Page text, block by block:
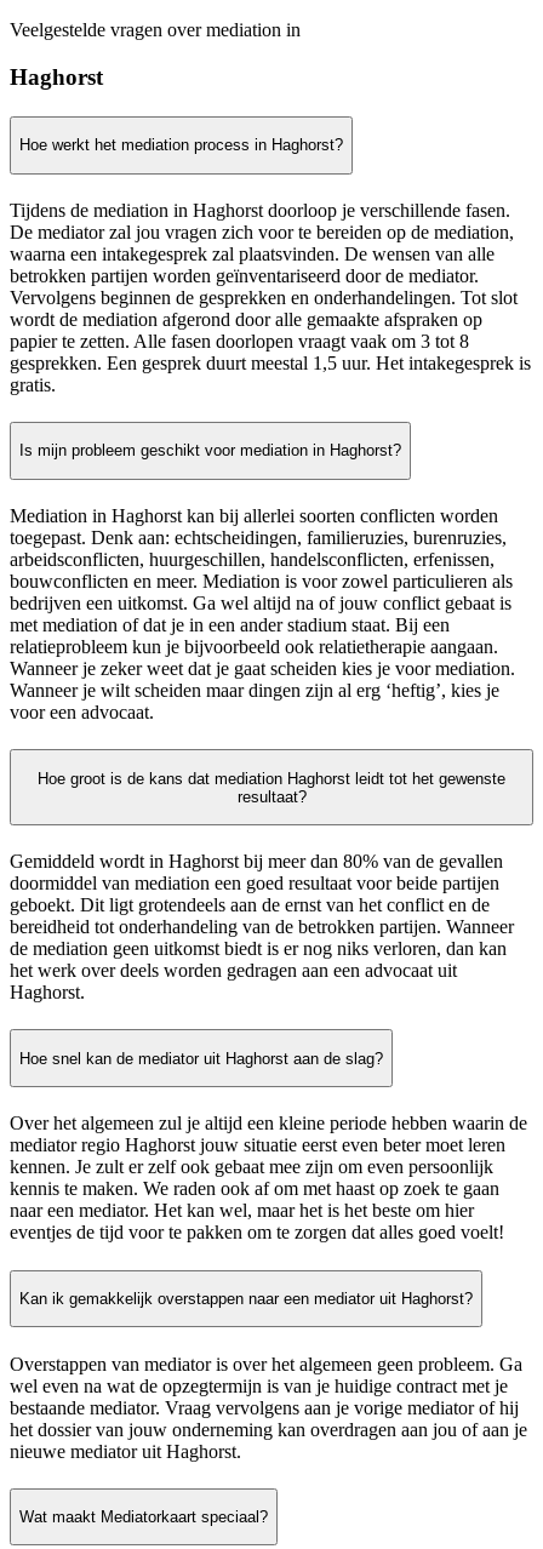
Veelgestelde vragen over mediation in
Haghorst
Hoe werkt het mediation process in Haghorst?
Tijdens de mediation in Haghorst doorloop je verschillende fasen.
De mediator zal jou vragen zich voor te bereiden op de mediation,
waarna een intakegesprek zal plaatsvinden. De wensen van alle
betrokken partijen worden geïnventariseerd door de mediator.
Vervolgens beginnen de gesprekken en onderhandelingen. Tot slot
wordt de mediation afgerond door alle gemaakte afspraken op
papier te zetten. Alle fasen doorlopen vraagt vaak om 3 tot 8
gesprekken. Een gesprek duurt meestal 1,5 uur. Het intakegesprek is
gratis.
Is mijn probleem geschikt voor mediation in Haghorst?
Mediation in Haghorst kan bij allerlei soorten conflicten worden
toegepast. Denk aan: echtscheidingen, familieruzies, burenruzies,
arbeidsconflicten, huurgeschillen, handelsconflicten, erfenissen,
bouwconflicten en meer. Mediation is voor zowel particulieren als
bedrijven een uitkomst. Ga wel altijd na of jouw conflict gebaat is
met mediation of dat je in een ander stadium staat. Bij een
relatieprobleem kun je bijvoorbeeld ook relatietherapie aangaan.
Wanneer je zeker weet dat je gaat scheiden kies je voor mediation.
Wanneer je wilt scheiden maar dingen zijn al erg ‘heftig’, kies je
voor een advocaat.
Hoe groot is de kans dat mediation Haghorst leidt tot het gewenste
resultaat?
Gemiddeld wordt in Haghorst bij meer dan 80% van de gevallen
doormiddel van mediation een goed resultaat voor beide partijen
geboekt. Dit ligt grotendeels aan de ernst van het conflict en de
bereidheid tot onderhandeling van de betrokken partijen. Wanneer
de mediation geen uitkomst biedt is er nog niks verloren, dan kan
het werk over deels worden gedragen aan een advocaat uit
Haghorst.
Hoe snel kan de mediator uit Haghorst aan de slag?
Over het algemeen zul je altijd een kleine periode hebben waarin de
mediator regio Haghorst jouw situatie eerst even beter moet leren
kennen. Je zult er zelf ook gebaat mee zijn om even persoonlijk
kennis te maken. We raden ook af om met haast op zoek te gaan
naar een mediator. Het kan wel, maar het is het beste om hier
eventjes de tijd voor te pakken om te zorgen dat alles goed voelt!
Kan ik gemakkelijk overstappen naar een mediator uit Haghorst?
Overstappen van mediator is over het algemeen geen probleem. Ga
wel even na wat de opzegtermijn is van je huidige contract met je
bestaande mediator. Vraag vervolgens aan je vorige mediator of hij
het dossier van jouw onderneming kan overdragen aan jou of aan je
nieuwe mediator uit Haghorst.
Wat maakt Mediatorkaart speciaal?